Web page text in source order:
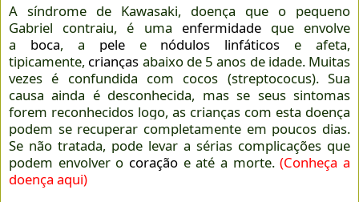
A síndrome de Kawasaki, doença que o pequeno
Gabriel contraiu, é uma
enfermidade que envolve
a
boca, a pele e nódulos linfáticos
e afeta,
tipicamente, crianças abaixo de 5 anos de idade. Muitas
vezes é confundida com cocos (streptococus). Sua
causa ainda é desconhecida, mas se seus sintomas
forem reconhecidos logo, as crianças com esta doença
podem se recuperar completamente em poucos dias.
Se não tratada, pode levar a sérias complicações que
podem envolver o coração e até a morte. (Conheça a
doença aqui)